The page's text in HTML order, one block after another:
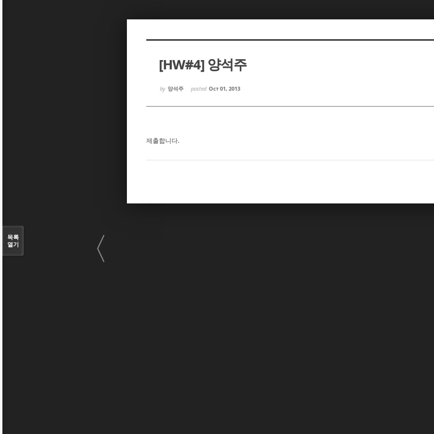
[HW#4] 양석주
by 양석주 posted Oct 01, 2013
제출합니다.
〈
목록
열기
Sketchbook5, 스케치북5
Sketchbook5, 스케치북5
Sketchbook5, 스케치북5
Sketchbook5, 스케치북5